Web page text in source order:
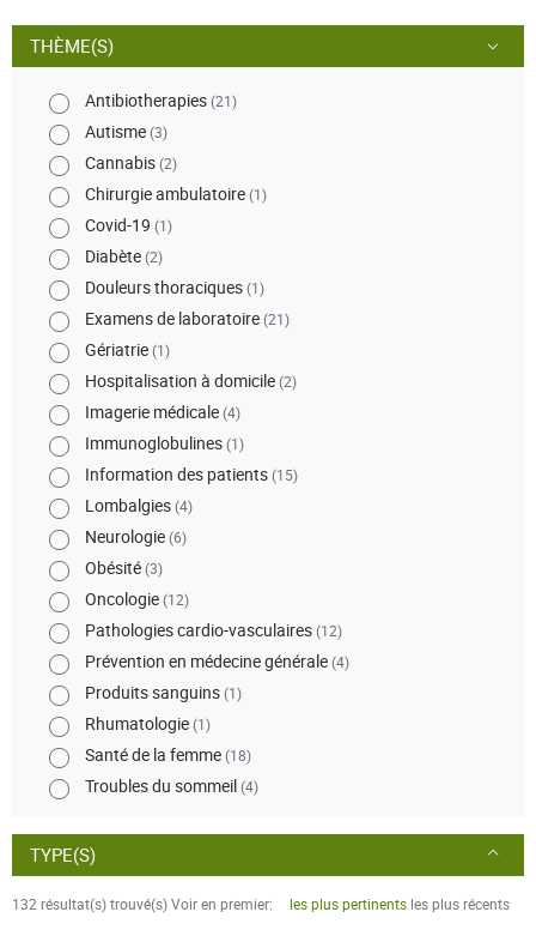
THÈME(S)
Antibiotherapies(21)
Autisme(3)
Cannabis(2)
Chirurgie ambulatoire(1)
Covid-19 (1)
Diabète(2)
Douleurs thoraciques(1)
Examens de laboratoire(21)
Gériatrie(1)
Hospitalisation à domicile(2)
Imagerie médicale(4)
Immunoglobulines(1)
Information des patients(15)
Lombalgies(4)
Neurologie(6)
Obésité(3)
Oncologie(12)
Pathologies cardio-vasculaires(12)
Prévention en médecine générale(4)
Produits sanguins(1)
Rhumatologie(1)
Santé de la femme(18)
Troubles du sommeil(4)
TYPE(S)
132 résultat(s) trouvé(s)Voir en premier: les plus pertinents les plus récents